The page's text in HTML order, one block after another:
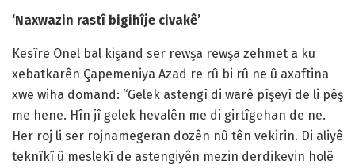
‘Naxwazin rastî bigihîje civakê’
Kesîre Onel bal kişand ser rewşa rewşa zehmet a ku
xebatkarên Çapemeniya Azad re rû bi rû ne û axaftina
xwe wiha domand: “Gelek astengî di warê pîşeyî de li pêş
me hene. Hîn jî gelek hevalên me di girtîgehan de ne.
Her roj li ser rojnamegeran dozên nû tên vekirin. Di aliyê
teknîkî û meslekî de astengiyên mezin derdikevin holê